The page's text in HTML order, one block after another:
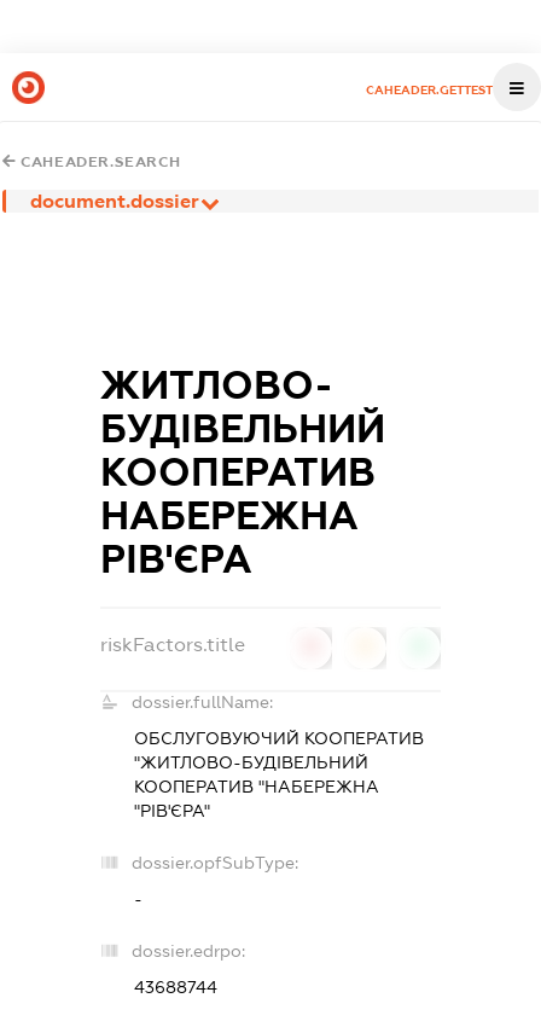
CAHEADER.GETTEST
CAHEADER.SEARCH
document.dossier
ЖИТЛОВО-
БУДІВЕЛЬНИЙ
КООПЕРАТИВ
НАБЕРЕЖНА
РІВ'ЄРА
riskFactors.title
dossier.fullName:
ОБСЛУГОВУЮЧИЙ КООПЕРАТИВ
"ЖИТЛОВО-БУДІВЕЛЬНИЙ
КООПЕРАТИВ "НАБЕРЕЖНА
"РІВ'ЄРА"
dossier.opfSubType:
-
dossier.edrpo:
43688744